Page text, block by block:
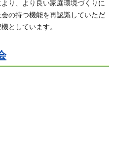
り、より良い家庭環境づくりに
の持つ機能を再認識していただ
としています。